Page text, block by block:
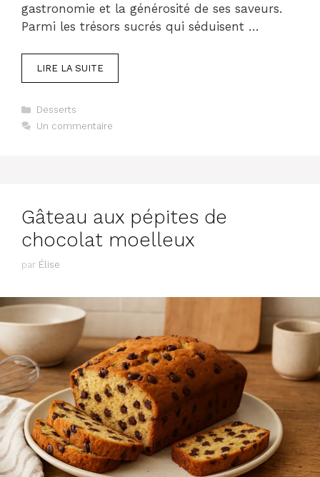
gastronomie et la générosité de ses saveurs.
Parmi les trésors sucrés qui séduisent …
LIRE LA SUITE
Catégories
Desserts
Un commentaire
Gâteau aux pépites de
chocolat moelleux
par Élise